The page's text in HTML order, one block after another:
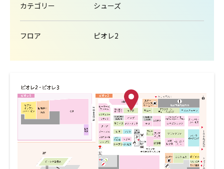
カテゴリー シューズ
フロア ピオレ2